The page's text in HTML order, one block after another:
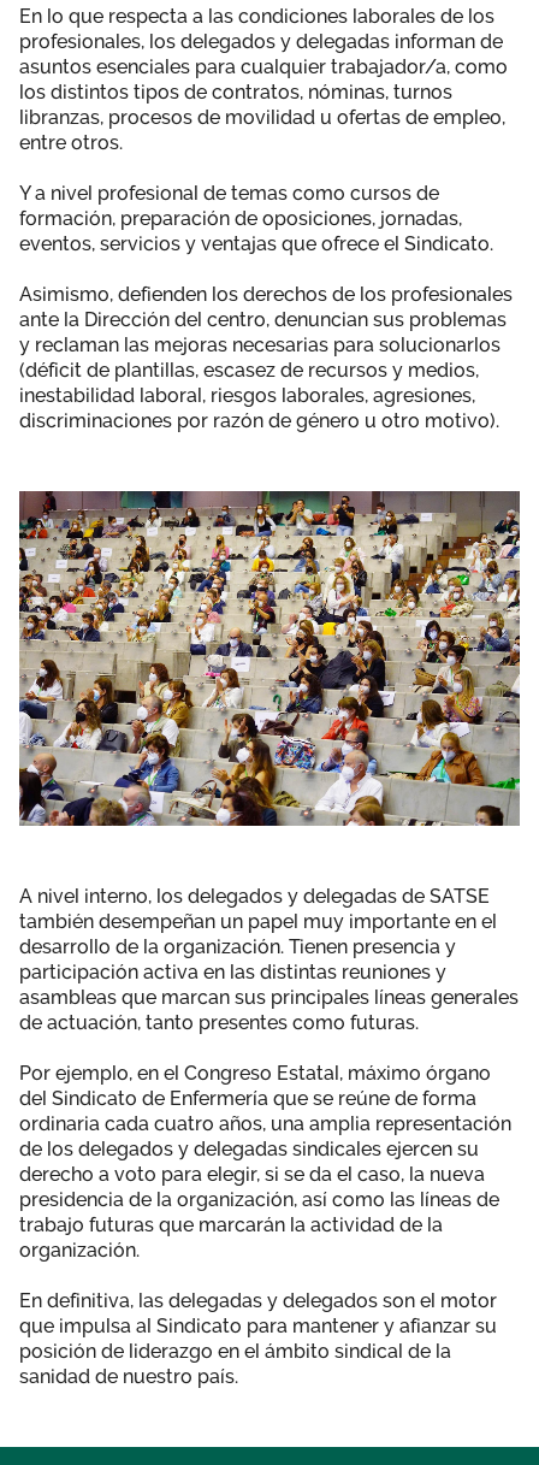
En lo que respecta a las condiciones laborales de los
profesionales, los delegados y delegadas informan de
asuntos esenciales para cualquier trabajador/a, como
los distintos tipos de contratos, nóminas, turnos
libranzas, procesos de movilidad u ofertas de empleo,
entre otros.
Y a nivel profesional de temas como cursos de
formación, preparación de oposiciones, jornadas,
eventos, servicios y ventajas que ofrece el Sindicato.
Asimismo, defienden los derechos de los profesionales
ante la Dirección del centro, denuncian sus problemas
y reclaman las mejoras necesarias para solucionarlos
(déficit de plantillas, escasez de recursos y medios,
inestabilidad laboral, riesgos laborales, agresiones,
discriminaciones por razón de género u otro motivo).
A nivel interno, los delegados y delegadas de SATSE
también desempeñan un papel muy importante en el
desarrollo de la organización. Tienen presencia y
participación activa en las distintas reuniones y
asambleas que marcan sus principales líneas generales
de actuación, tanto presentes como futuras.
Por ejemplo, en el Congreso Estatal, máximo órgano
del Sindicato de Enfermería que se reúne de forma
ordinaria cada cuatro años, una amplia representación
de los delegados y delegadas sindicales ejercen su
derecho a voto para elegir, si se da el caso, la nueva
presidencia de la organización, así como las líneas de
trabajo futuras que marcarán la actividad de la
organización.
En definitiva, las delegadas y delegados son el motor
que impulsa al Sindicato para mantener y afianzar su
posición de liderazgo en el ámbito sindical de la
sanidad de nuestro país.